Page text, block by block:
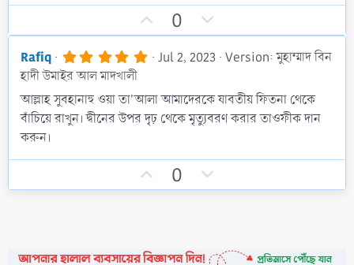
p
v
t
e
0
o
w
v
o
Rafiq 5
0
s
t
a
(
s
)
Jul 2, 2023 Version: মুহাম্মাদ বিন
হাদী উমাইর আল মাদখালী
আল্লাহ সুবহানাহু ওয়া তা'আলা আমাদেরকে যাবতীয় ফিতনা থেকে
বাঁচিয়ে রাখুন। দ্বীনের উপর দৃঢ় থেকে মৃত্যুবরণ করার তাওফীক দান
করুন।
p
t
0
o
v